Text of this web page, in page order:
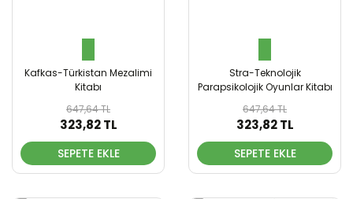
Kafkas-Türkistan Mezalimi
Kitabı
647,64 TL
323,82 TL
SEPETE EKLE
Stra-Teknolojik
Parapsikolojik Oyunlar Kitabı
647,64 TL
323,82 TL
SEPETE EKLE